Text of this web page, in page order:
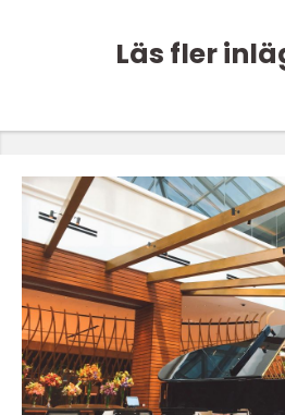
Läs fler